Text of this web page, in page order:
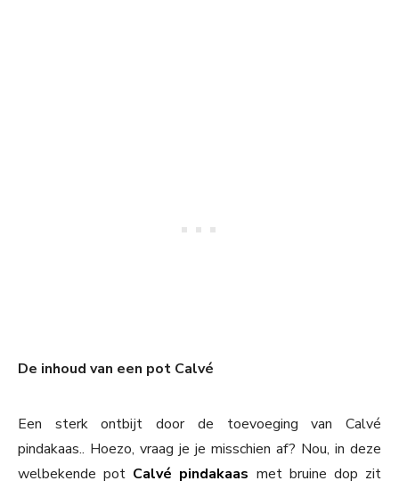
De inhoud van een pot Calvé
Een sterk ontbijt door de toevoeging van Calvé
pindakaas.. Hoezo, vraag je je misschien af? Nou, in deze
welbekende pot Calvé pindakaas met bruine dop zit